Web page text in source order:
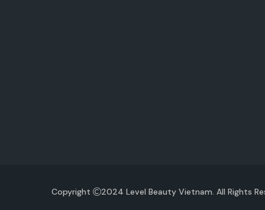
Copyright 2024 Level Beauty Vietnam. All Rights